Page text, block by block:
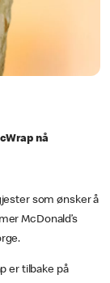
nå
som ønsker å
McDonald’s
er tilbake på